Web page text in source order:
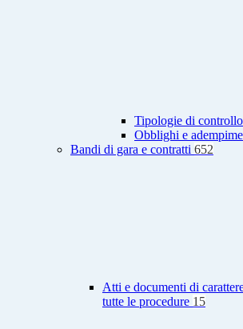
Tipologie di controllo
Obblighi e
Bandi di gara e contratti 652
Atti e documenti di
tutte le procedure 15